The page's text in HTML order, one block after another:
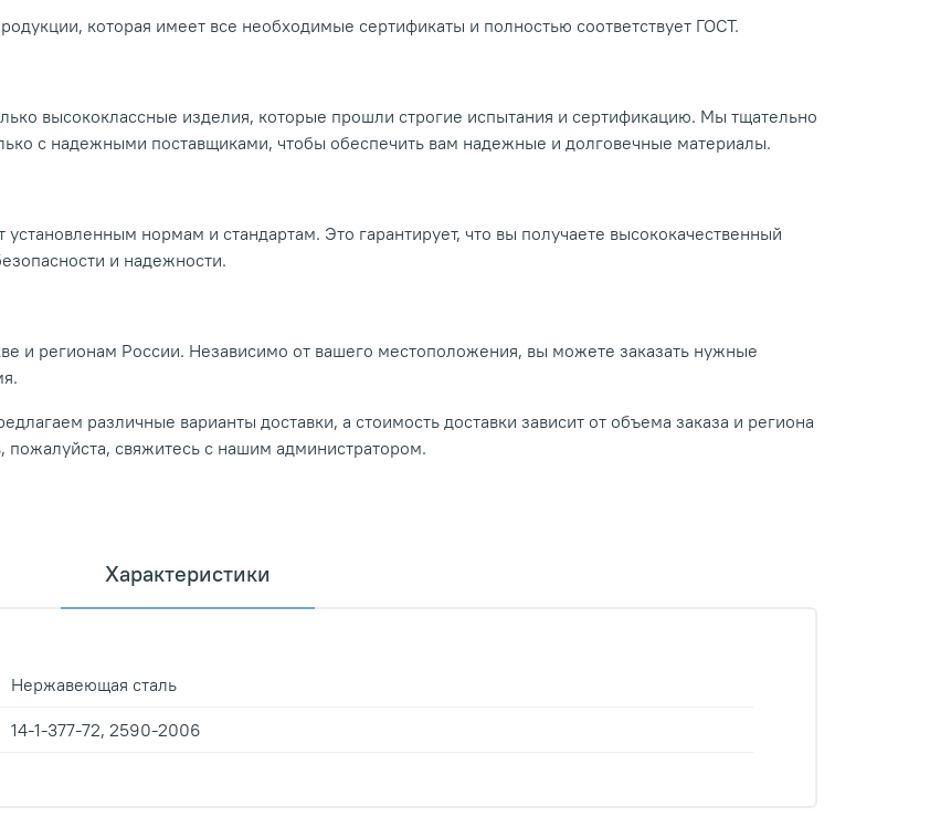
которая имеет все необходимые сертификаты и полностью соответствует ГОСТ.
высококлассные изделия, которые прошли строгие испытания и сертификацию. Мы тщательно
с надежными поставщиками, чтобы обеспечить вам надежные и долговечные материалы.
нормам и стандартам. Это гарантирует, что вы получаете высококачественный
и надежности.
и регионам России. Независимо от вашего местоположения, вы можете заказать нужные
различные варианты доставки, а стоимость доставки зависит от объема заказа и региона
пожалуйста, свяжитесь с нашим администратором.
Характеристики
Нержавеющая сталь
14-1-377-72, 2590-2006